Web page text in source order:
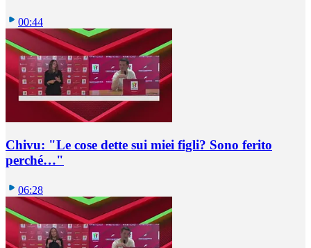
00:44
Chivu: "Le cose dette sui miei figli? Sono ferito
perché…"
06:28